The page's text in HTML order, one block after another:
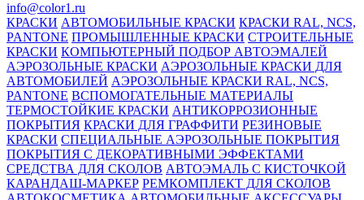
info@color1.ru
КРАСКИ АВТОМОБИЛЬНЫЕ КРАСКИ КРАСКИ RAL, NCS,
PANTONE ПРОМЫШЛЕННЫЕ КРАСКИ СТРОИТЕЛЬНЫЕ
КРАСКИ КОМПЬЮТЕРНЫЙ ПОДБОР АВТОЭМАЛЕЙ
АЭРОЗОЛЬНЫЕ КРАСКИ АЭРОЗОЛЬНЫЕ КРАСКИ ДЛЯ
АВТОМОБИЛЕЙ АЭРОЗОЛЬНЫЕ КРАСКИ RAL, NCS,
PANTONE ВСПОМОГАТЕЛЬНЫЕ МАТЕРИАЛЫ
ТЕРМОСТОЙКИЕ КРАСКИ АНТИКОРРОЗИОННЫЕ
ПОКРЫТИЯ КРАСКИ ДЛЯ ГРАФФИТИ РЕЗИНОВЫЕ
КРАСКИ СПЕЦИАЛЬНЫЕ АЭРОЗОЛЬНЫЕ ПОКРЫТИЯ
ПОКРЫТИЯ С ДЕКОРАТИВНЫМИ ЭФФЕКТАМИ
СРЕДСТВА ДЛЯ СКОЛОВ АВТОЭМАЛЬ С КИСТОЧКОЙ
КАРАНДАШ-МАРКЕР РЕМКОМПЛЕКТ ДЛЯ СКОЛОВ